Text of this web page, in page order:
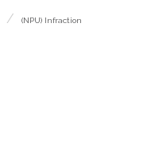
(NPU) Infraction